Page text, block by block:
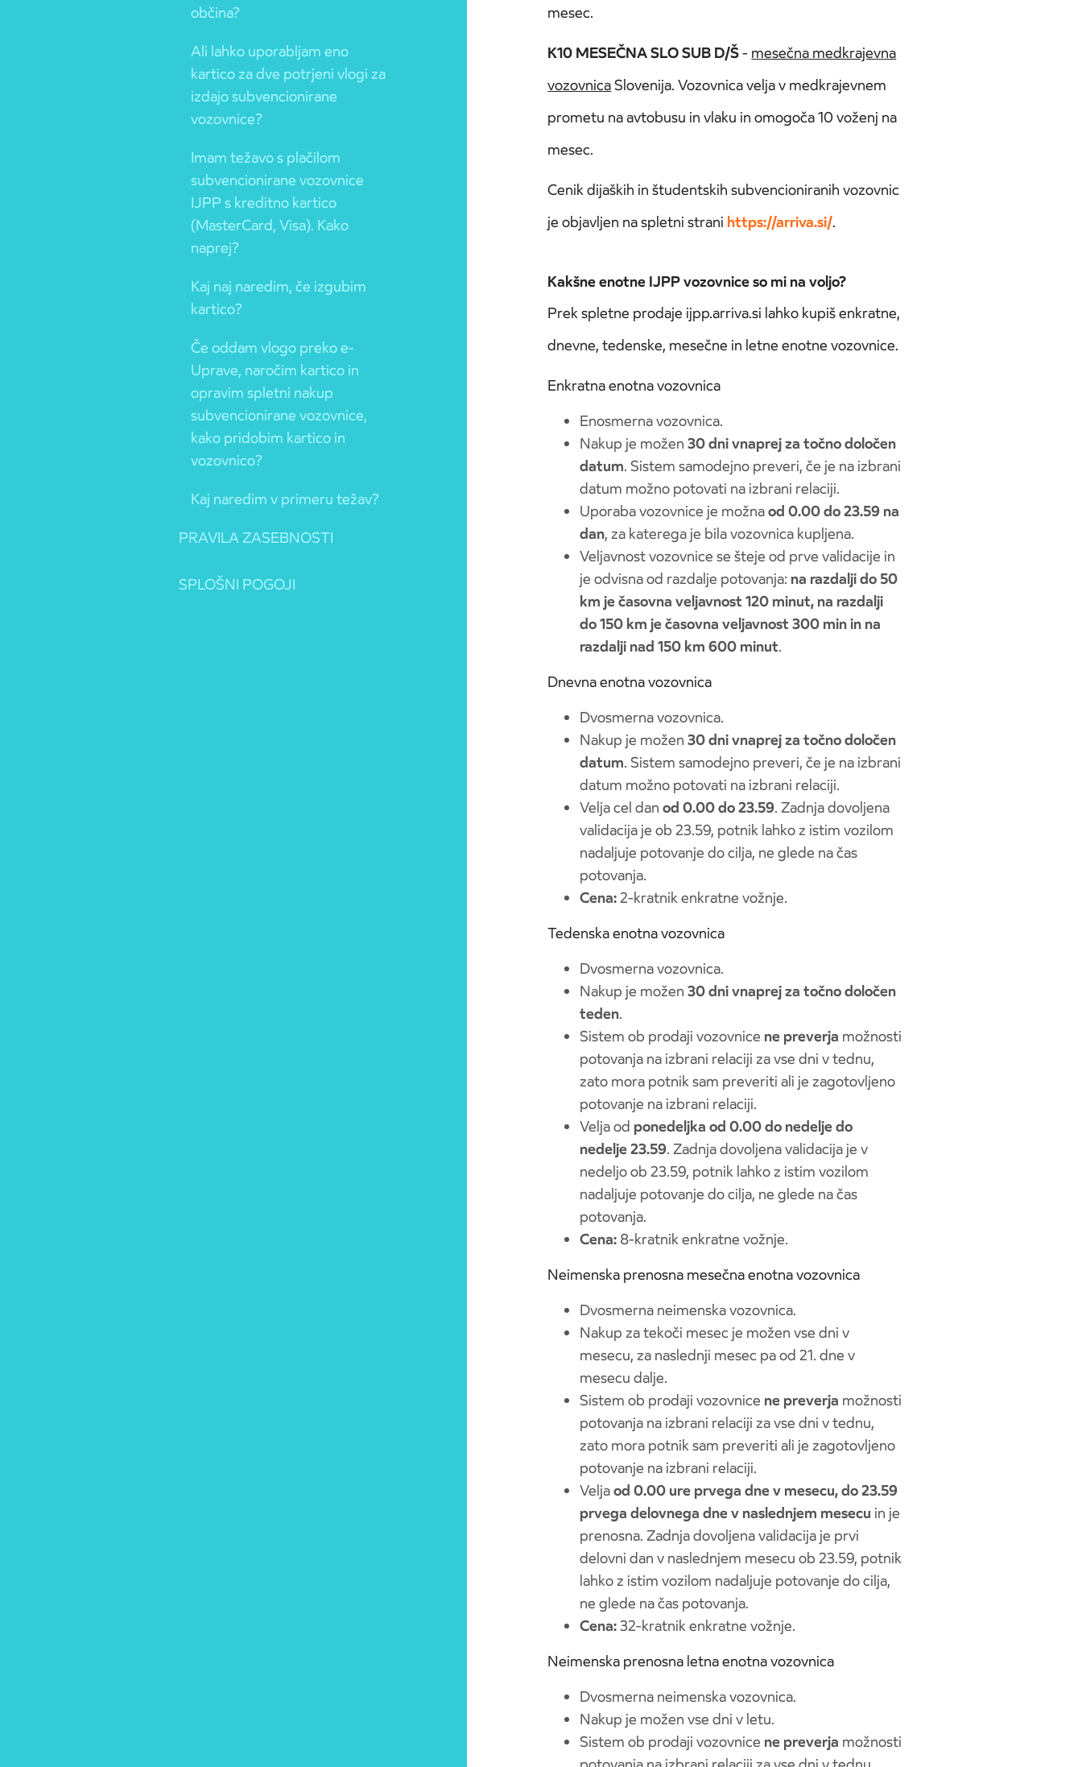
občina?
Ali lahko uporabljam eno
kartico za dve potrjeni vlogi za
izdajo subvencionirane
vozovnice?
Imam težavo s plačilom
subvencionirane vozovnice
IJPP s kreditno kartico
(MasterCard, Visa). Kako
naprej?
Kaj naj naredim, če izgubim
kartico?
Če oddam vlogo preko e-
Uprave, naročim kartico in
opravim spletni nakup
subvencionirane vozovnice,
kako pridobim kartico in
vozovnico?
Kaj naredim v primeru težav?
PRAVILA ZASEBNOSTI
SPLOŠNI POGOJI
mesec.
K10 MESEČNA SLO SUB D/Š- mesečna medkrajevna
vozovnicaSlovenija. Vozovnica velja v medkrajevnem
prometu na avtobusu in vlaku in omogoča 10 voženj na
mesec.
Cenik dijaških in študentskih subvencioniranih vozovnic
je objavljen na spletni strani https://arriva.si/.
Kakšne enotne IJPP vozovnice so mi na voljo?
Prek spletne prodaje ijpp.arriva.si lahko kupiš enkratne,
dnevne, tedenske, mesečne in letne enotne vozovnice.
Enkratna enotna vozovnica
Enosmerna vozovnica.
Nakup je možen30 dni vnaprej za točno določen
datum. Sistem samodejno preveri, če je na izbrani
datum možno potovati na izbrani relaciji.
Uporaba vozovnice je možnaod 0.00 do 23.59 na
dan, za katerega je bila vozovnica kupljena.
Veljavnost vozovnice se šteje od prve validacije in
je odvisna od razdalje potovanja: na razdalji do 50
km je časovna veljavnost 120 minut, na razdalji
do 150 km je časovna veljavnost 300 min in na
razdalji nad 150 km 600 minut.
Dnevna enotna vozovnica
Dvosmerna vozovnica.
Nakup je možen30 dni vnaprej za točno določen
datum. Sistem samodejno preveri, če je na izbrani
datum možno potovati na izbrani relaciji.
Velja cel danod 0.00 do 23.59. Zadnja dovoljena
validacija je ob 23.59, potnik lahko z istim vozilom
nadaljuje potovanje do cilja, ne glede na čas
potovanja.
Cena:2-kratnik enkratne vožnje.
Tedenska enotna vozovnica
Dvosmerna vozovnica.
Nakup je možen30 dni vnaprej za točno določen
teden.
Sistem ob prodaji vozovnice ne preverja možnosti
potovanja na izbrani relaciji za vse dni v tednu,
zato mora potnik sam preveriti ali je zagotovljeno
potovanje na izbrani relaciji.
Velja od ponedeljka od 0.00 do nedelje do
nedelje 23.59. Zadnja dovoljena validacija je v
nedeljo ob 23.59, potnik lahko z istim vozilom
nadaljuje potovanje do cilja, ne glede na čas
potovanja.
Cena: 8-kratnik enkratne vožnje.
Neimenska prenosna mesečna enotna vozovnica
Dvosmerna neimenska vozovnica.
Nakup za tekoči mesec je možen vse dni v
mesecu, za naslednji mesec pa od 21. dne v
mesecu dalje.
Sistem ob prodaji vozovnice ne preverja možnosti
potovanja na izbrani relaciji za vse dni v tednu,
zato mora potnik sam preveriti ali je zagotovljeno
potovanje na izbrani relaciji.
Veljaod 0.00 ure prvega dne v mesecu, do 23.59
prvega delovnega dne v naslednjem mesecu in je
prenosna. Zadnja dovoljena validacija je prvi
delovni dan v naslednjem mesecu ob 23.59, potnik
lahko z istim vozilom nadaljuje potovanje do cilja,
ne glede na čas potovanja.
Cena:32-kratnik enkratne vožnje.
Neimenska prenosna letna enotna vozovnica
Dvosmerna neimenska vozovnica.
Nakup je možen vse dni v letu.
Sistem ob prodaji vozovnice ne preverja možnosti